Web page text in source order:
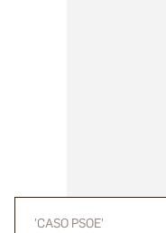
'CASO PSOE'